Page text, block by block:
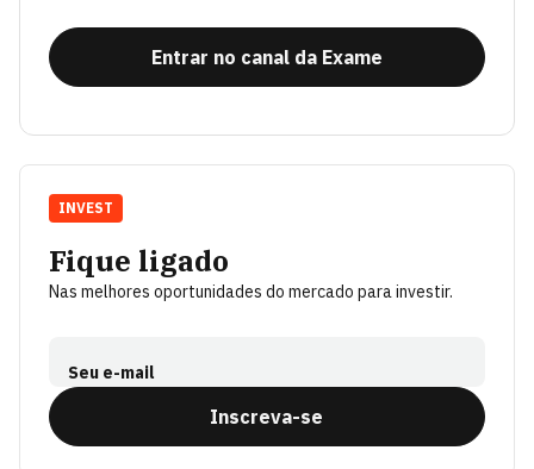
Entrar no canal da Exame
Fique ligado
Nas melhores oportunidades do mercado para investir.
Seu e-mail
Inscreva-se
INVEST